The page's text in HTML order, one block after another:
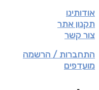
אודותינו
תקנון אתר
צור קשר
התחברות / הרשמה
מועדפים